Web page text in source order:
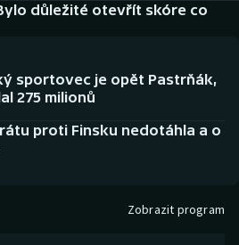
důležité otevřít skóre co
sportovec je opět Pastrňák,
275 milionů
proti Finsku nedotáhla a o
Zobrazit program